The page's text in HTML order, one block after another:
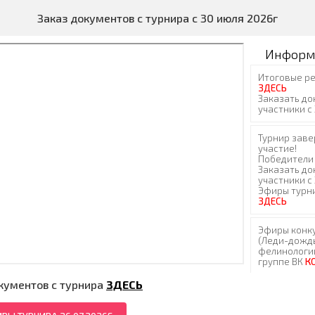
Заказ документов с турнира с 30 июля 2026г
с турнира ЗДЕСЬ